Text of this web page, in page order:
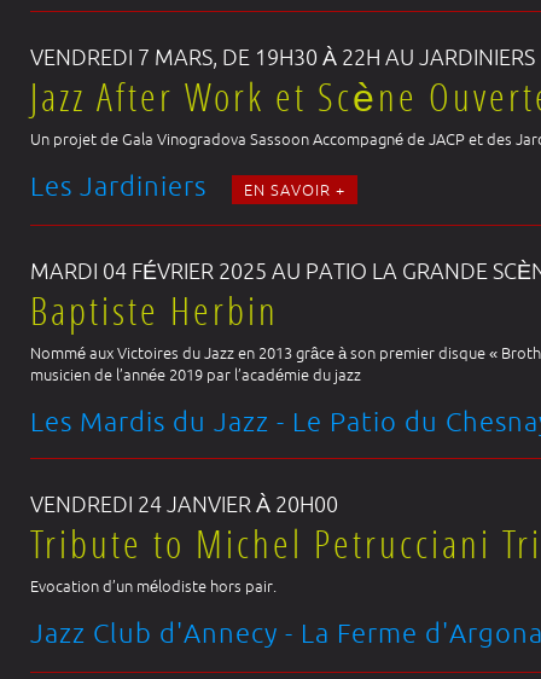
VENDREDI 7 MARS, DE 19H30 À 22H AU
Jazz After Work et Scène
Un projet de Gala Vinogradova Sassoon Accompagné de JACP et des
Les Jardiniers EN SAVOIR +
MARDI 04 FÉVRIER 2025 AU PATIO LA GRANDE
Baptiste Herbin
Nommé aux Victoires du Jazz en 2013 grâce à son premier disque «
musicien de l’année 2019 par l’académie du jazz
Les Mardis du Jazz - Le Patio du
VENDREDI 24 JANVIER À 20H00
Tribute to Michel Petrucciani
Evocation d’un mélodiste hors pair.
Jazz Club d'Annecy - La Ferme